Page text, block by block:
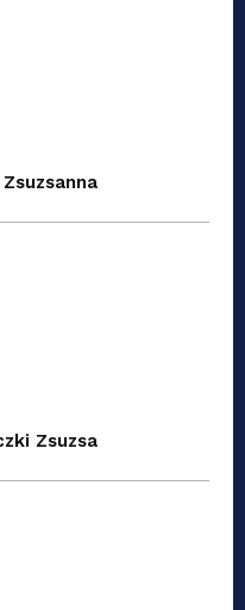
Zsuzsa